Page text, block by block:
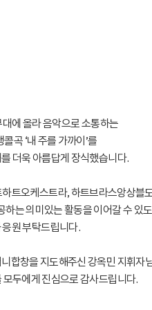
에 올라 음악으로 소통하는
곡 ‘내 주를 가까이’를
더욱 아름답게 장식했습니다.
트오케스트라, 하트브라스앙상블
는 의미있는 활동을 이어갈 수 있
원 부탁드립니다.
합창을 지도해주신 강옥민 지휘자
두에게 진심으로 감사드립니다.